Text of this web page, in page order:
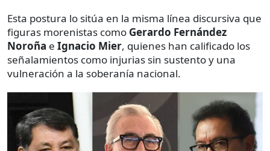
Esta postura lo sitúa en la misma línea discursiva que
figuras morenistas como Gerardo Fernández
Noroña e Ignacio Mier, quienes han calificado los
señalamientos como injurias sin sustento y una
vulneración a la soberanía nacional.